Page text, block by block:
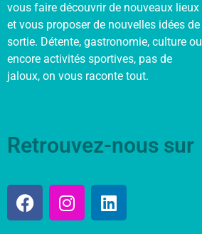
vous faire découvrir de nouveaux lieux
et vous proposer de nouvelles idées de
sortie. Détente, gastronomie, culture ou
encore activités sportives, pas de
jaloux, on vous raconte tout.
Retrouvez-nous sur